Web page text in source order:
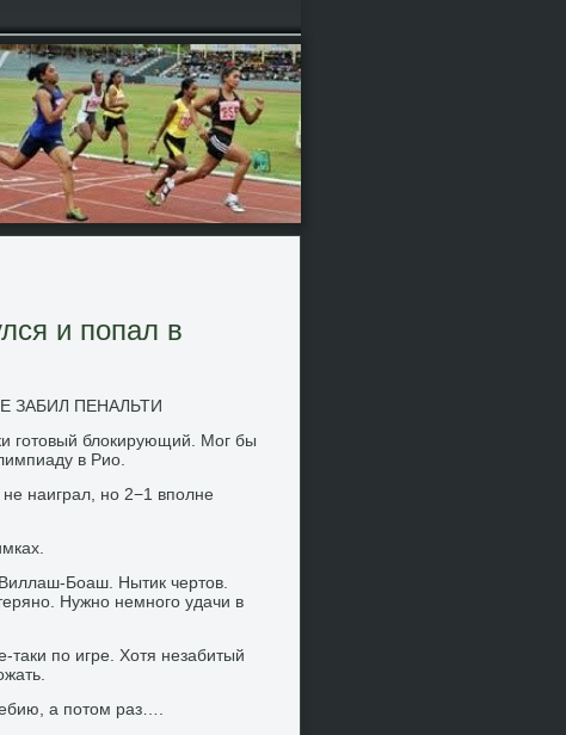
и попал в
ЗАБИЛ ПЕНАЛЬТИ
готовый блокирующий. Мог бы
в Рио.
наиграл, но 2−1 вполне
Боаш. Нытик чертов.
Нужно немного удачи в
по игре. Хотя незабитый
а потом раз….